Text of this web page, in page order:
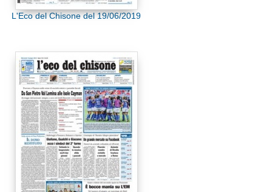
L'Eco del Chisone del 19/06/2019